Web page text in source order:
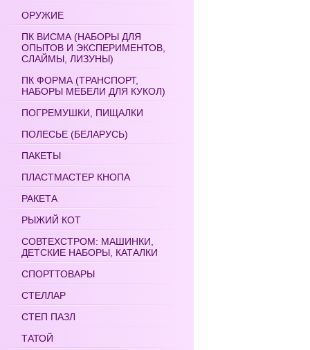
ОРУЖИЕ
ПК ВИСМА (НАБОРЫ ДЛЯ
ОПЫТОВ И ЭКСПЕРИМЕНТОВ,
СЛАЙМЫ, ЛИЗУНЫ)
ПК ФОРМА (ТРАНСПОРТ,
НАБОРЫ МЕБЕЛИ ДЛЯ КУКОЛ)
ПОГРЕМУШКИ, ПИЩАЛКИ
ПОЛЕСЬЕ (БЕЛАРУСЬ)
ПАКЕТЫ
ПЛАСТМАСТЕР КНОПА
РАКЕТА
РЫЖИЙ КОТ
СОВТЕХСТРОМ: МАШИНКИ,
ДЕТСКИЕ НАБОРЫ, КАТАЛКИ
СПОРТТОВАРЫ
СТЕЛЛАР
СТЕП ПАЗЛ
ТАТОЙ